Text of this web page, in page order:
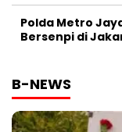
Polda Metro
Bersenpi di
B-NEWS